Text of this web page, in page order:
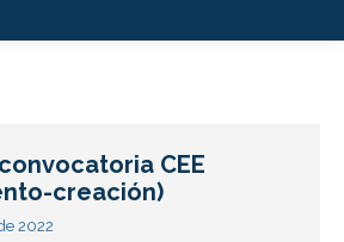
CEE
creación)
2022